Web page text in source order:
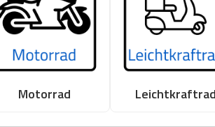
Motorrad Leichtkraftrad